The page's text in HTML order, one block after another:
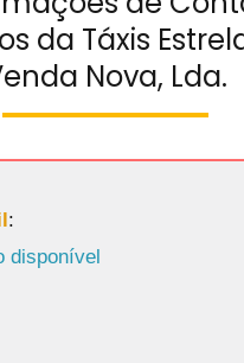
da Táxis
Nova, Lda.
:
disponível